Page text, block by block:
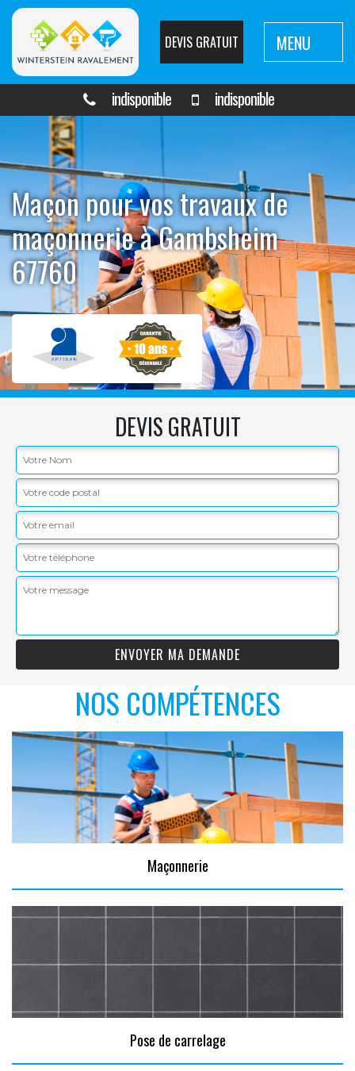
DEVIS GRATUIT MENU
indisponible indisponible
Maçon pour vos travaux de
maçonnerie à Gambsheim
67760
DEVIS GRATUIT
NOS COMPÉTENCES
Maçonnerie
Pose de carrelage